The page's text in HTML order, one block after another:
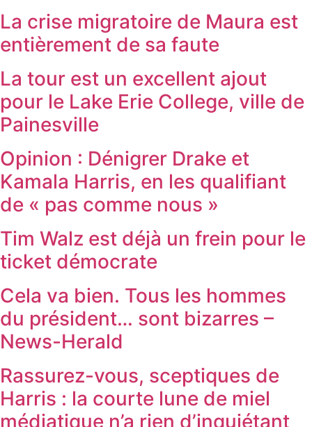
La crise migratoire de Maura est
entièrement de sa faute
La tour est un excellent ajout
pour le Lake Erie College, ville de
Painesville
Opinion : Dénigrer Drake et
Kamala Harris, en les qualifiant
de « pas comme nous »
Tim Walz est déjà un frein pour le
ticket démocrate
Cela va bien. Tous les hommes
du président… sont bizarres –
News-Herald
Rassurez-vous, sceptiques de
Harris : la courte lune de miel
médiatique n’a rien d’inquiétant